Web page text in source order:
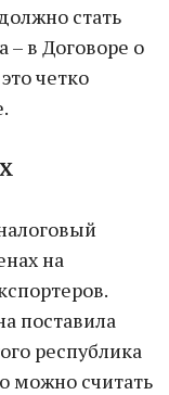
стать
– в Договоре о
четко
на
поставила
республика
можно считать